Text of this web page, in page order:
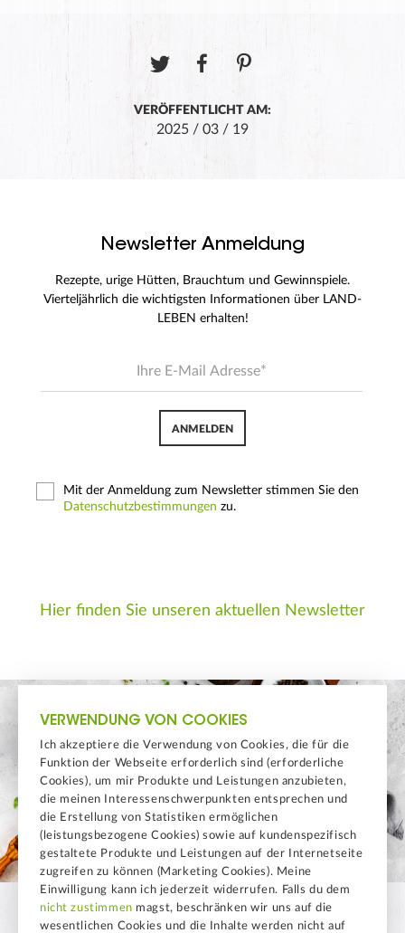
VERÖFFENTLICHT AM:
2025 / 03 / 19
Newsletter Anmeldung
Rezepte, urige Hütten, Brauchtum und Gewinnspiele.
Vierteljährlich die wichtigsten Informationen über LAND-
LEBEN erhalten!
ANMELDEN
Mit der Anmeldung zum Newsletter stimmen Sie den
Datenschutzbestimmungen zu.
Hier finden Sie unseren aktuellen Newsletter
VERWENDUNG VON COOKIES
Ich akzeptiere die Verwendung von Cookies, die für die
Funktion der Webseite erforderlich sind (erforderliche
Cookies), um mir Produkte und Leistungen anzubieten,
die meinen Interessenschwerpunkten entsprechen und
die Erstellung von Statistiken ermöglichen
(leistungsbezogene Cookies) sowie auf kundenspezifisch
gestaltete Produkte und Leistungen auf der Internetseite
zugreifen zu können (Marketing Cookies). Meine
Einwilligung kann ich jederzeit widerrufen. Falls du dem
nicht zustimmen magst, beschränken wir uns auf die
wesentlichen Cookies und die Inhalte werden nicht auf